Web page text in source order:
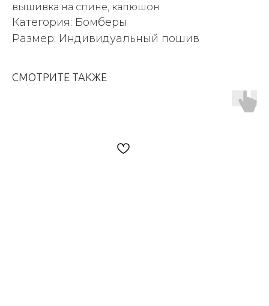
вышивка на спине, капюшон
Категория: Бомберы
Размер: Индивидуальный пошив
СМОТРИТЕ ТАКЖЕ